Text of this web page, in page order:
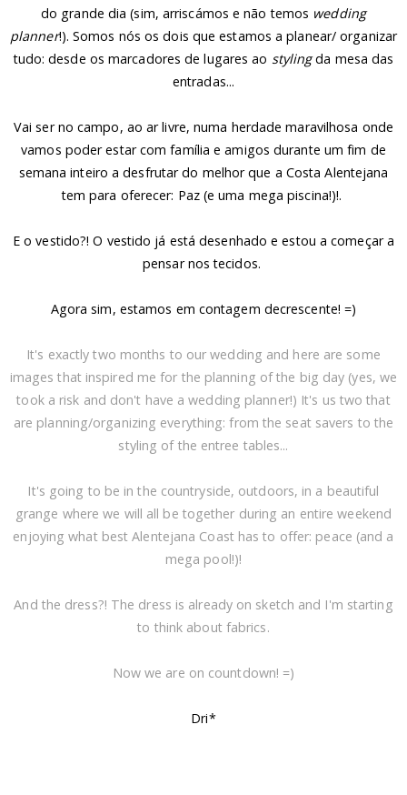
do grande dia (sim, arriscámos e não temos wedding
planner!). Somos nós os dois que estamos a planear/ organizar
tudo: desde os marcadores de lugares ao stylingda mesa das
entradas...
Vai ser no campo, ao ar livre, numa herdade maravilhosa onde
vamos poder estar com família e amigos durante um fim de
semana inteiro a desfrutar do melhor que a Costa Alentejana
tem para oferecer: Paz (e uma mega piscina!)!.
E o vestido?! O vestido já está desenhado e estou a começar a
pensar nos tecidos.
Agora sim, estamos em contagem decrescente! =)
It's exactly two months to our wedding and here are some
images that inspired me for the planning of the big day (yes, we
took a risk and don't have a wedding planner!) It's us two that
are planning/organizing everything: from the seat savers to the
styling of the entree tables...
It's going to be in the countryside, outdoors, in a beautiful
grange where we will all be together during an entire weekend
enjoying what best Alentejana Coast has to offer: peace (and a
mega pool!)!
And the dress?! The dress is already on sketch and I'm starting
to think about fabrics.
Now we are on countdown! =)
Dri*